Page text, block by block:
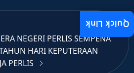
NEGERI PERLIS SEMPENA
HARI KEPUTERAAN
PERLIS
Quick Link